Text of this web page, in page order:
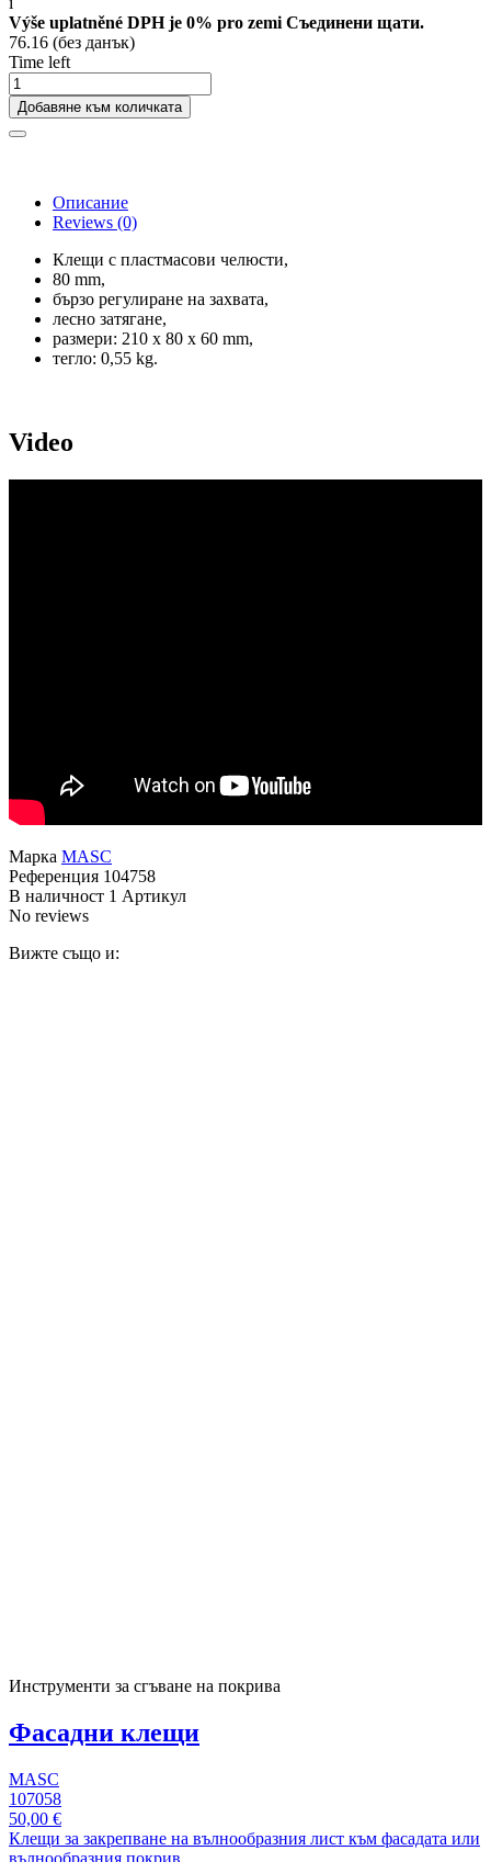
Výše uplatněné DPH je 0% pro zemi Съединени щати.
76.16 (без данък)
Time left
Добавяне към количката
Описание
Reviews (0)
Клещи с пластмасови челюсти,
80 mm,
бързо регулиране на захвата,
лесно затягане,
размери: 210 x 80 x 60 mm,
тегло: 0,55 kg.
Video
Марка MASC
Референция 104758
В наличност 1 Артикул
No reviews
Вижте също и:
Инструменти за сгъване на покрива
Фасадни клещи
MASC
107058
50,00 €
Клещи за закрепване на вълнообразния лист към фасадата или
вълнообразния покрив